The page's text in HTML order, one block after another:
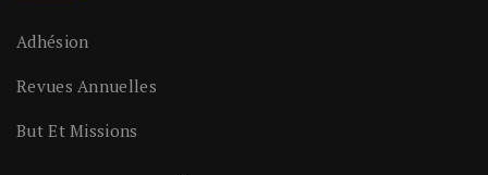
Adhésion
Revues Annuelles
But Et Missions